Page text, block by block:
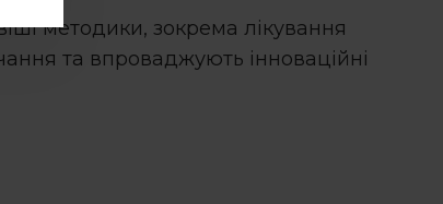
методики, зокрема лікування
та впроваджують інноваційні